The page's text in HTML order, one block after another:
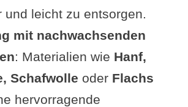
und leicht zu entsorgen.
mit nachwachsenden
: Materialien wie Hanf,
Schafwolle oder Flachs
hervorragende